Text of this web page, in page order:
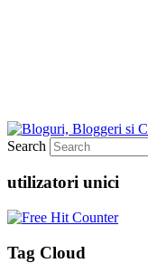
Search
utilizatori unici
Tag Cloud